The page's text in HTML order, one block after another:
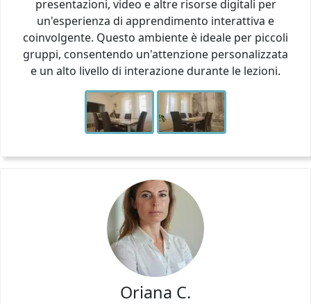
presentazioni, video e altre risorse digitali per
un'esperienza di apprendimento interattiva e
coinvolgente. Questo ambiente è ideale per piccoli
gruppi, consentendo un'attenzione personalizzata
e un alto livello di interazione durante le lezioni.
Oriana C.